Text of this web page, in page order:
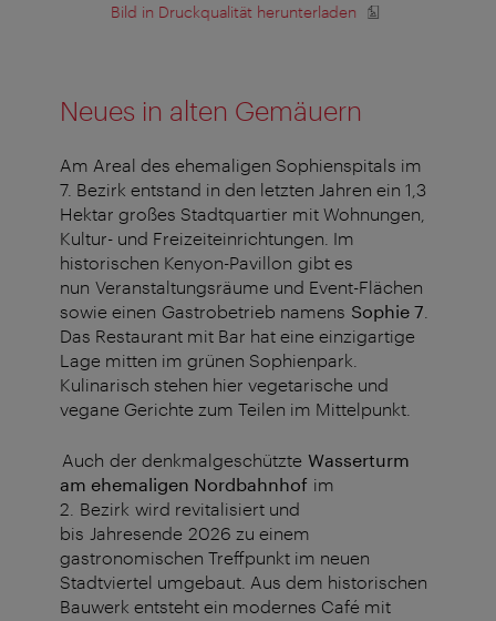
Bild in Druckqualität herunterladen
Neues in alten Gemäuern
Am Areal des ehemaligen Sophienspitals im
7. Bezirk entstand in den letzten Jahren ein 1,3
Hektar großes Stadtquartier mit Wohnungen,
Kultur- und Freizeiteinrichtungen. Im
historischen Kenyon-Pavillon gibt es
nun Veranstaltungsräume und Event-Flächen
sowie einen Gastrobetrieb namens Sophie 7
Das Restaurant mit Bar hat eine einzigartige
Lage mitten im grünen Sophienpark.
Kulinarisch stehen hier vegetarische und
vegane Gerichte zum Teilen im Mittelpunkt.
Auch der denkmalgeschützte Wasserturm
am ehemaligen Nordbahnhof im
2. Bezirk wird revitalisiert und
bis Jahresende 2026 zu einem
gastronomischen Treffpunkt im neuen
Stadtviertel umgebaut. Aus dem historischen
Bauwerk entsteht ein modernes Café mit